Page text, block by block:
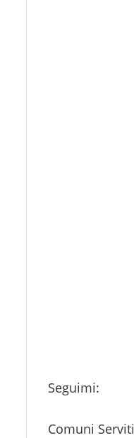
Seguimi:
Comuni Serviti